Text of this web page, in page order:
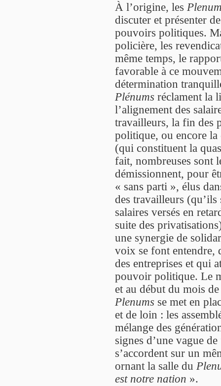
À l’origine, les
discuter et présenter
pouvoirs politiques.
policière, les
même temps, le
favorable à ce
détermination
Plénums réclament la
l’alignement des
travailleurs, la fin des
politique, ou encore
(qui constituent la
fait, nombreuses sont
démissionnent, pour
« sans parti », élus
des travailleurs (qu’ils
salaires versés en
suite des
une synergie de
voix se font entendre,
des entreprises et qui
pouvoir politique. Le
et au début du mois
Plenums se met en
et de loin : les
mélange des
signes d’une vague
s’accordent sur un
ornant la salle du
est notre nation ».